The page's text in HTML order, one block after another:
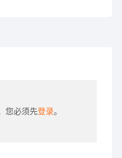
您必须先登录。